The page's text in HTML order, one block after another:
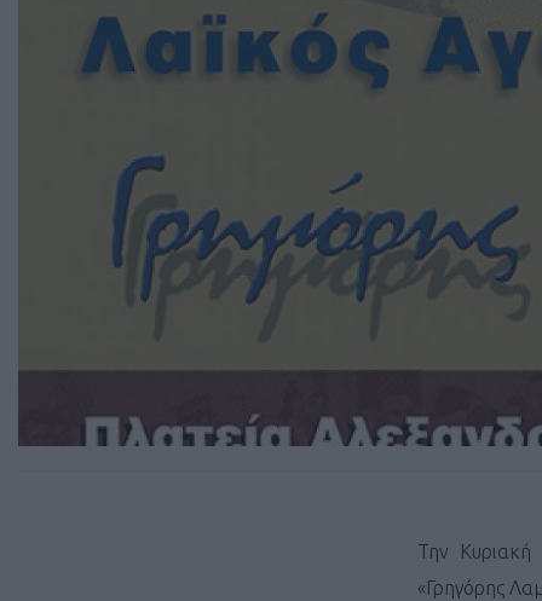
Την
«Γρηγόρης